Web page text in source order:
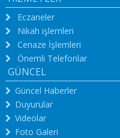
Eczaneler
Nikah işlemleri
Cenaze İşlemleri
Önemli Telefonlar
GÜNCEL
Güncel Haberler
Duyurular
Videolar
Foto Galeri